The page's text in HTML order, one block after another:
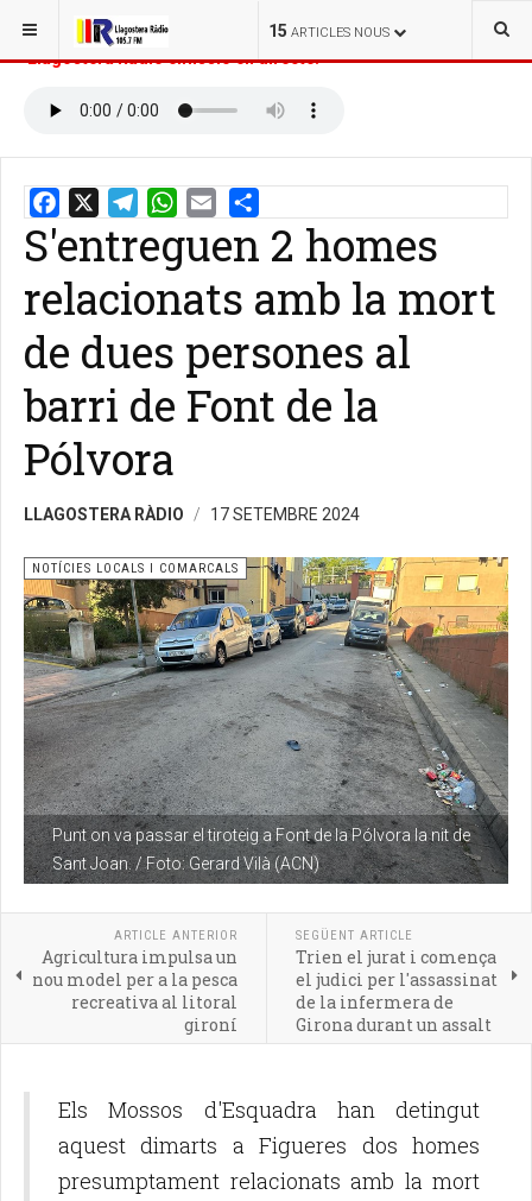
15 ARTICLES NOUS
ESTÀS AQUÍ: INICI
Llagostera Ràdio emissió en directe:
Share
S'entreguen 2 homes
relacionats amb la mort
de dues persones al
barri de Font de la
Pólvora
LLAGOSTERA RÀDIO 17 SETEMBRE 2024
Punt on va passar el tiroteig a Font de la Pólvora la nit de
Sant Joan. / Foto: Gerard Vilà (ACN)
NOTÍCIES LOCALS I COMARCALS
ARTICLE ANTERIOR
Agricultura impulsa un
nou model per a la pesca
recreativa al litoral
gironí
SEGÜENT ARTICLE
Trien el jurat i comença
el judici per l'assassinat
de la infermera de
Girona durant un assalt
a casa seva
Els Mossos d'Esquadra han detingut
aquest dimarts a Figueres dos homes
presumptament relacionats amb la mort